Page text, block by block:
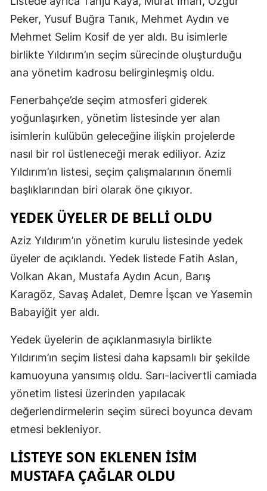
Peker, Yusuf Buğra Tanık, Mehmet Aydın ve
Mehmet Selim Kosif de yer aldı. Bu isimlerle
birlikte Yıldırım’ın seçim sürecinde oluşturduğu
ana yönetim kadrosu belirginleşmiş oldu.
Fenerbahçe’de seçim atmosferi giderek
yoğunlaşırken, yönetim listesinde yer alan
isimlerin kulübün geleceğine ilişkin projelerde
nasıl bir rol üstleneceği merak ediliyor. Aziz
Yıldırım’ın listesi, seçim çalışmalarının önemli
başlıklarından biri olarak öne çıkıyor.
YEDEK ÜYELER DE BELLI OLDU
Aziz Yıldırım’ın yönetim kurulu listesinde yedek
üyeler de açıklandı. Yedek listede Fatih Aslan,
Volkan Akan, Mustafa Aydın Acun, Barış
Karagöz, Savaş Adalet, Demre İşcan ve Yasemin
Babayiğit yer aldı.
Yedek üyelerin de açıklanmasıyla birlikte
Yıldırım’ın seçim listesi daha kapsamlı bir şekilde
kamuoyuna yansımış oldu. Sarı-lacivertli camiada
yönetim listesi üzerinden yapılacak
değerlendirmelerin seçim süreci boyunca devam
etmesi bekleniyor.
LISTEYE SON EKLENEN ISIM
MUSTAFA ÇAĞLAR OLDU